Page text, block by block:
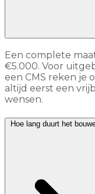
Een complete
€5.000. Voor
een CMS reken je
altijd eerst een
wensen.
Hoe lang